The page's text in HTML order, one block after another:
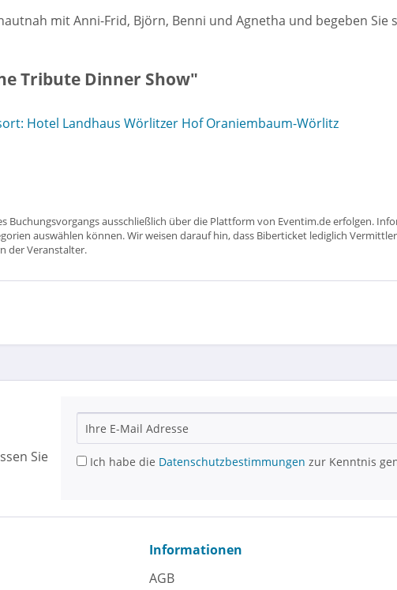
mit Anni-Frid, Björn, Benni und Agnetha und begeben Sie
Tribute Dinner Show"
Hotel Landhaus Wörlitzer Hof Oraniembaum-Wörlitz
Buchungsvorgangs ausschließlich über die Plattform von Eventim.de erfolgen.
auswählen können. Wir weisen darauf hin, dass Biberticket lediglich
der Veranstalter.
Sie
Ich habe die Datenschutzbestimmungen zur Kenntnis
Informationen
AGB